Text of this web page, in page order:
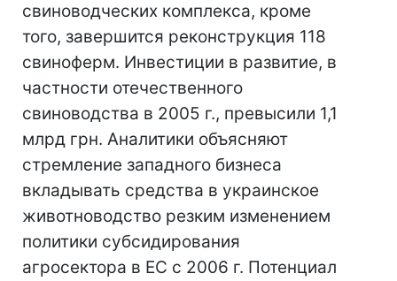
свиноводческих комплекса, кроме
того, завершится реконструкция 118
свиноферм. Инвестиции в развитие, в
частности отечественного
свиноводства в 2005 г., превысили 1,1
млрд грн. Аналитики объясняют
стремление западного бизнеса
вкладывать средства в украинское
животноводство резким изменением
политики субсидирования
агросектора в ЕС с 2006 г. Потенциал